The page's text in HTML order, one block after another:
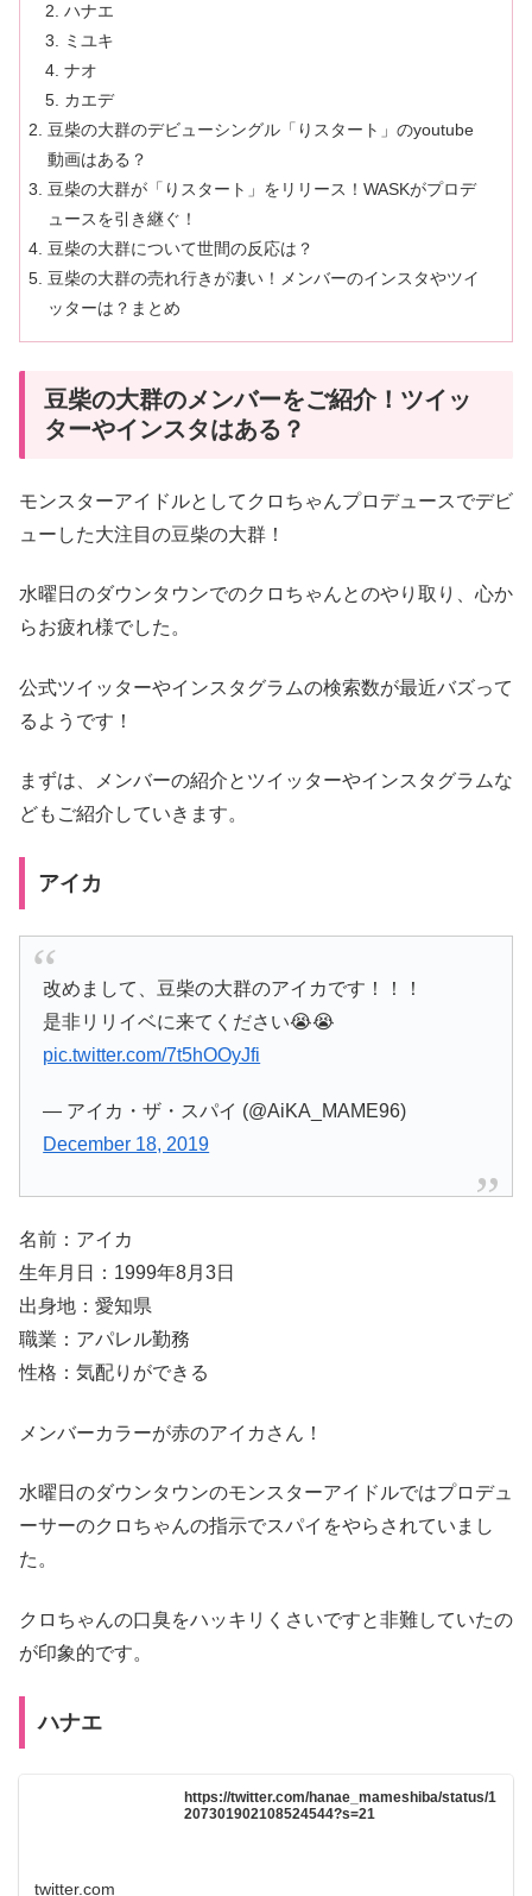
ハナエ
ミユキ
ナオ
カエデ
豆柴の大群のデビューシングル「りスタート」のyoutube
動画はある？
豆柴の大群が「りスタート」をリリース！WASKがプロデ
ュースを引き継ぐ！
豆柴の大群について世間の反応は？
豆柴の大群の売れ行きが凄い！メンバーのインスタやツイ
ッターは？まとめ
豆柴の大群のメンバーをご紹介！ツイッ
ターやインスタはある？
モンスターアイドルとしてクロちゃんプロデュースでデビ
ューした大注目の豆柴の大群！
水曜日のダウンタウンでのクロちゃんとのやり取り、心か
らお疲れ様でした。
公式ツイッターやインスタグラムの検索数が最近バズって
るようです！
まずは、メンバーの紹介とツイッターやインスタグラムな
どもご紹介していきます。
アイカ
改めまして、豆柴の大群のアイカです！！！
是非リリイベに来てください😭😭
pic.twitter.com/7t5hOOyJfi
— アイカ・ザ・スパイ (@AiKA_MAME96)
December 18, 2019
名前：アイカ
生年月日：1999年8月3日
出身地：愛知県
職業：アパレル勤務
性格：気配りができる
メンバーカラーが赤のアイカさん！
水曜日のダウンタウンのモンスターアイドルではプロデュ
ーサーのクロちゃんの指示でスパイをやらされていまし
た。
クロちゃんの口臭をハッキリくさいですと非難していたの
が印象的です。
ハナエ
https://twitter.com/hanae_mameshiba/status/1
207301902108524544?s=21
twitter.com